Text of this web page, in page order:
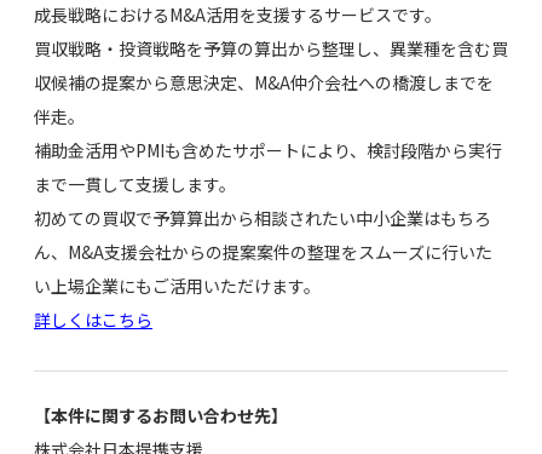
成長戦略におけるM&A活用を支援するサービスです。
買収戦略・投資戦略を予算の算出から整理し、異業種を含む買
収候補の提案から意思決定、M&A仲介会社への橋渡しまでを
伴走。
補助金活用やPMIも含めたサポートにより、検討段階から実行
まで一貫して支援します。
初めての買収で予算算出から相談されたい中小企業はもちろ
ん、M&A支援会社からの提案案件の整理をスムーズに行いた
い上場企業にもご活用いただけます。
詳しくはこちら
【本件に関するお問い合わせ先】